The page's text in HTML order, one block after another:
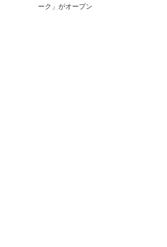
ーク」がオープン